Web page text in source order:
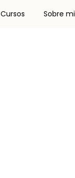
Cursos Sobre mi